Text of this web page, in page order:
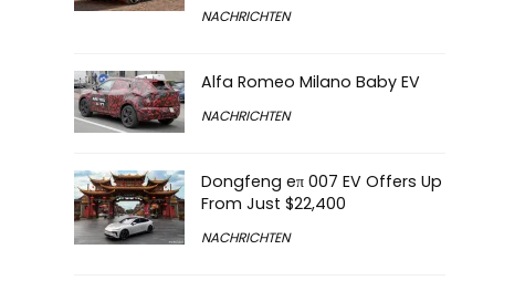
NACHRICHTEN
Alfa Romeo Milano Baby EV
NACHRICHTEN
Dongfeng eπ 007 EV Offers Up
From Just $22,400
NACHRICHTEN